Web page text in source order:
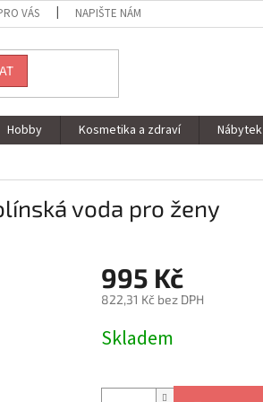
VÁS NAPIŠTE NÁM
Hobby Kosmetika a zdraví Nábytek
voda pro ženy
995 Kč
822,31 Kč bez DPH
cena:
Skladem